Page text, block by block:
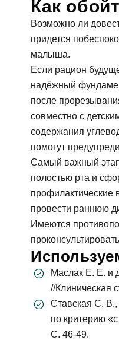
Как
Возможно ли
придется
малыша.
Если рацион
надёжный
после
совместно с
содержания
помогут
Самый важный этап
полостью рта и
профилактические
провести раннюю
Имеются
Маслак Е. Е. и
//Клиническая
Ставская С.
по критерию
С. 46-49.